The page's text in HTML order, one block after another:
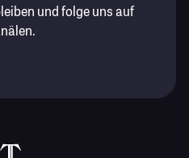
und folge uns auf